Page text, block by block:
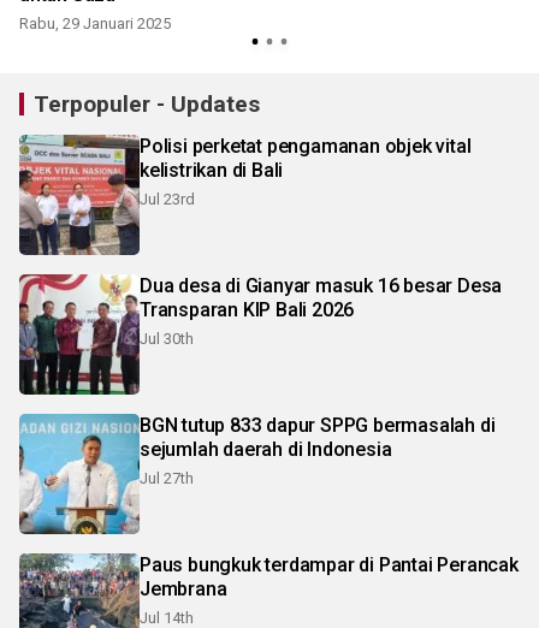
Rabu, 29 Januari 2025
Terpopuler - Updates
Polisi perketat pengamanan objek vital
kelistrikan di Bali
Jul 23rd
Dua desa di Gianyar masuk 16 besar Desa
Transparan KIP Bali 2026
Jul 30th
BGN tutup 833 dapur SPPG bermasalah di
sejumlah daerah di Indonesia
Jul 27th
Paus bungkuk terdampar di Pantai Perancak
Jembrana
Jul 14th